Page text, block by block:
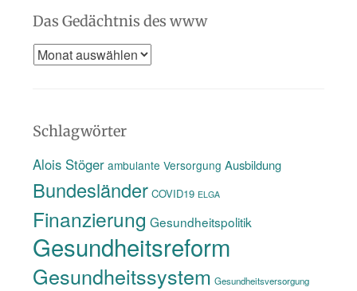
Das Gedächtnis des www
Das
www
Schlagwörter
Alois Stöger ambulante Versorgung Ausbildung
Bundesländer COVID19 ELGA
Finanzierung Gesundheitspolitik
Gesundheitsreform
Gesundheitssystem Gesundheitsversorgung